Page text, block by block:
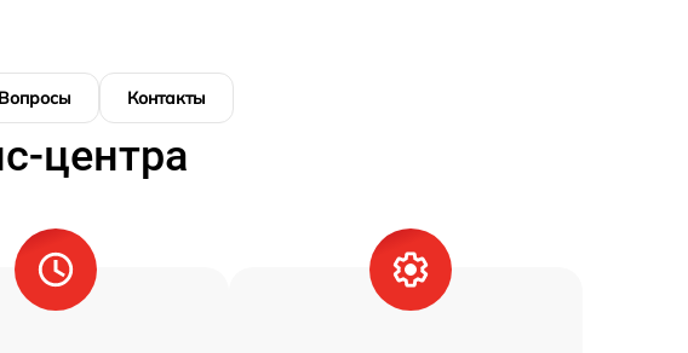
Вопросы Контакты
центра